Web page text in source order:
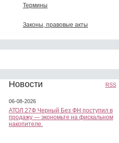
Термины
Законы, правовые акты
Новости RSS
06-08-2026
АТОЛ 27Ф Черный Без ФН поступил в
продажу — экономьте на фискальном
накопителе.